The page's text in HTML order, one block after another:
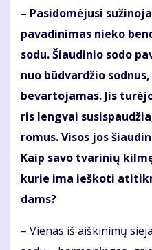
– Pa­si­do­mė­ju­si
pa­va­di­ni­mas nie­ko
so­du. Šiau­di­nio so­do
nuo būd­var­džio
be­var­to­ja­mas. Jis
ris leng­vai
ro­mus. Vi­sos jos
Kaip sa­vo tva­ri­nių
ku­rie ima ieš­ko­ti
dams?
– Vie­nas iš aiš­ki­ni­mų